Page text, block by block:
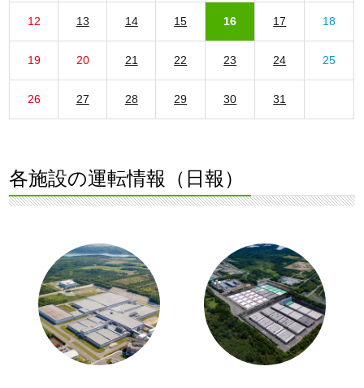
12 13 14 15 16 17 18
19 20 21 22 23 24 25
26 27 28 29 30 31
各施設の運転情報（日報）